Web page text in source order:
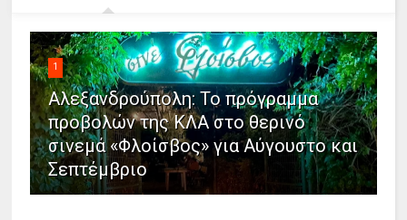
1
Αλεξανδρούπολη: Το πρόγραμμα
προβολών της ΚΛΑ στο θερινό
σινεμά «Φλοίσβος» για Αύγουστο και
Σεπτέμβριο